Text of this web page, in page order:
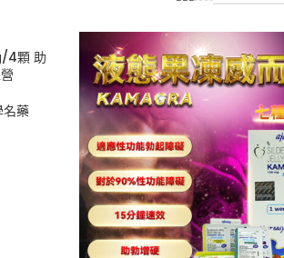
4顆 助
名藥